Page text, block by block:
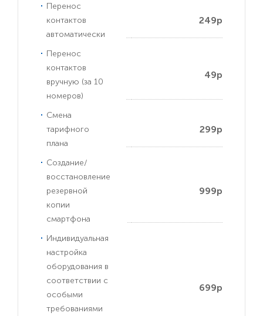
Перенос
контактов
автоматически
249р
Перенос
контактов
вручную (за 10
номеров)
49р
Смена
тарифного
плана
299р
Создание/
восстановление
резервной
копии
смартфона
999р
Индивидуальная
настройка
оборудования в
соответствии с
особыми
требованиями
699р